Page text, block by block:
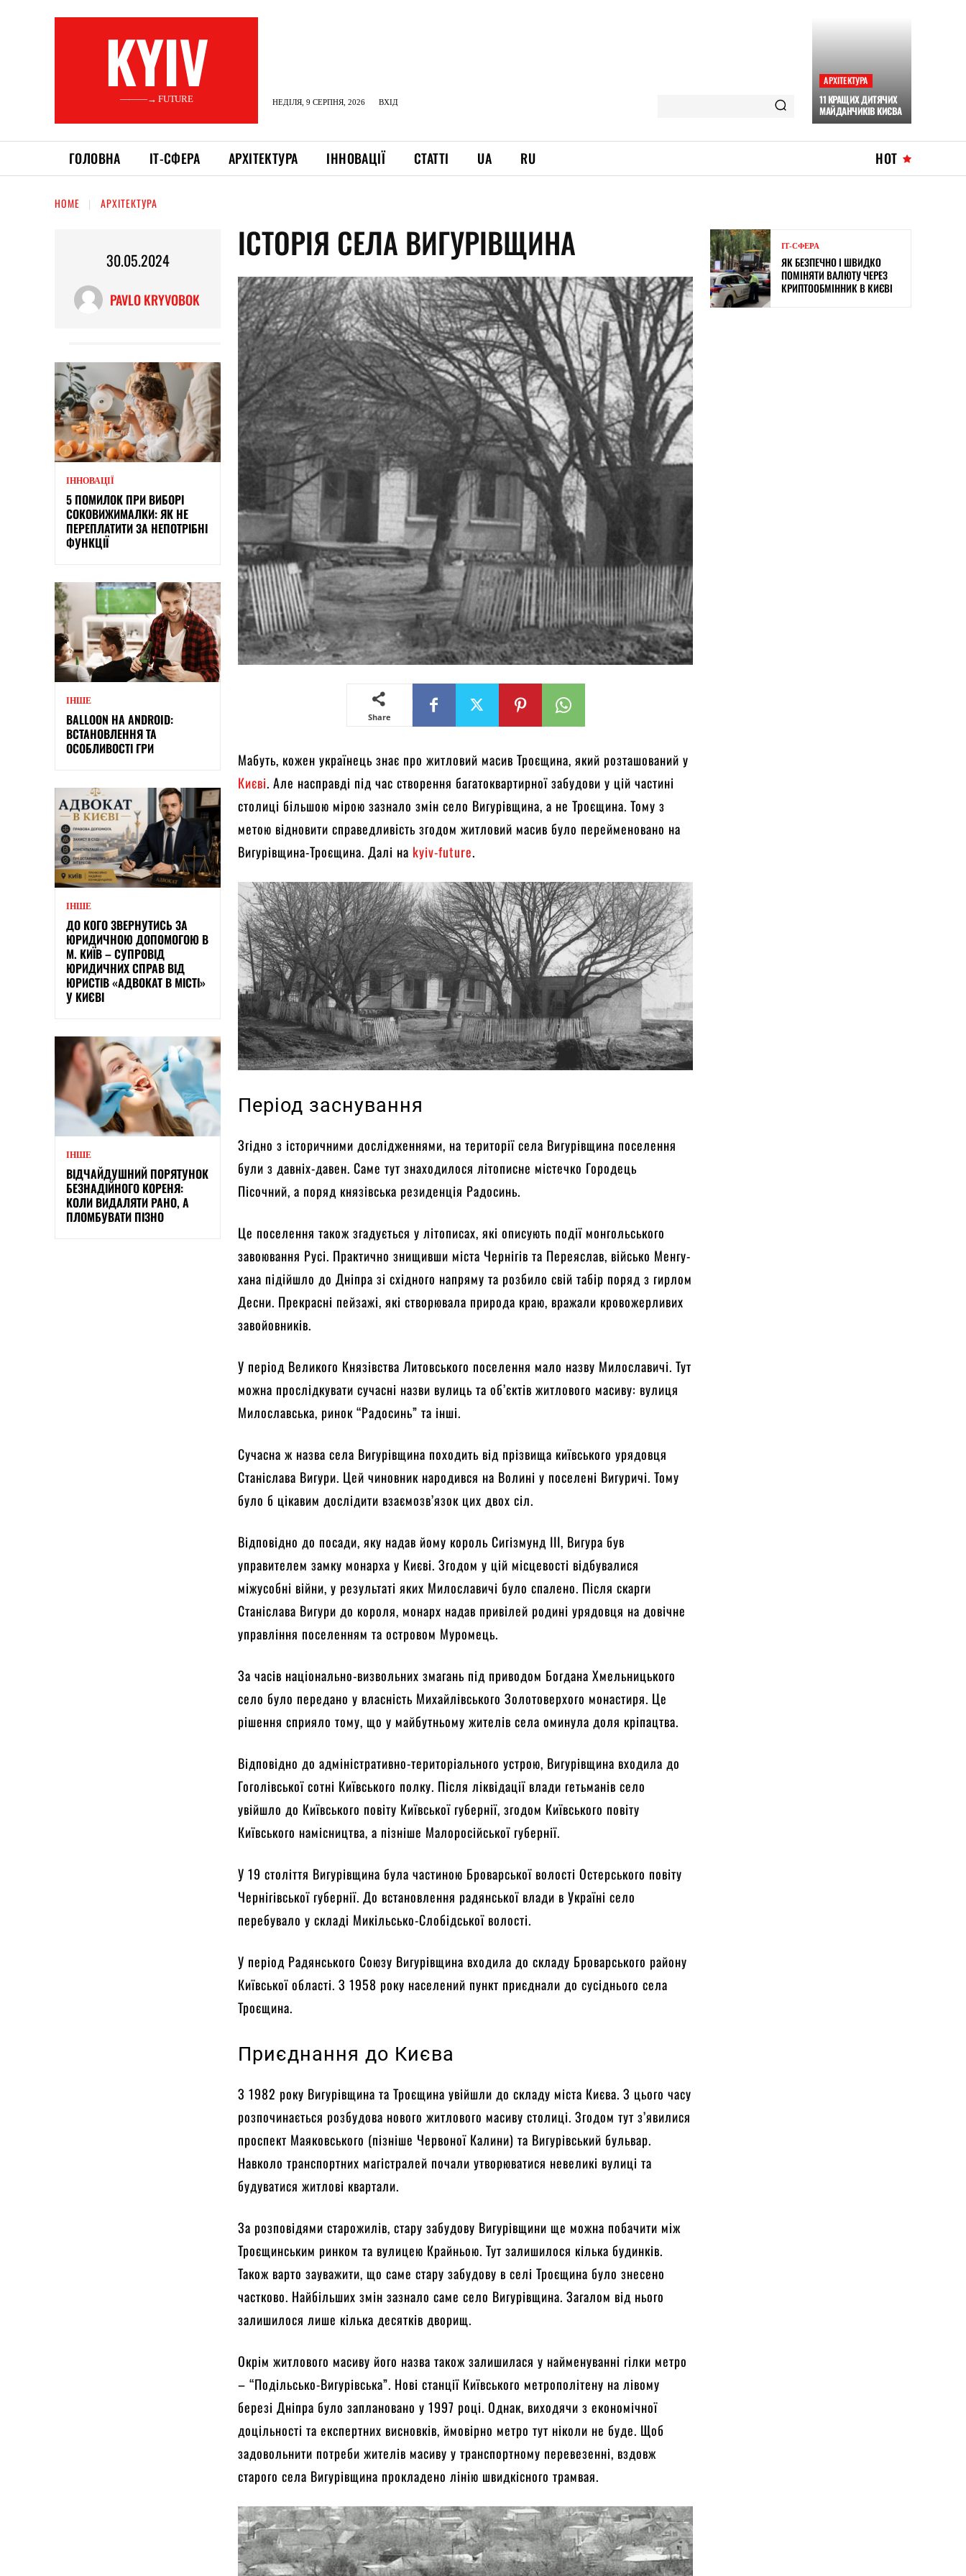
KYIV
———→ FUTURE НЕДІЛЯ, 9 СЕРПНЯ, 2026 ВХІД
АРХІТЕКТУРА
11 КРАЩИХ ДИТЯЧИХ
МАЙДАНЧИКІВ КИЄВА
ГОЛОВНА ІТ-СФЕРА АРХІТЕКТУРА ІННОВАЦІЇ СТАТТІ UA RU HOT
HOME АРХІТЕКТУРА
30.05.2024
PAVLO KRYVOBOK
ІННОВАЦІЇ
5 ПОМИЛОК ПРИ ВИБОРІ
СОКОВИЖИМАЛКИ: ЯК НЕ
ПЕРЕПЛАТИТИ ЗА НЕПОТРІБНІ
ФУНКЦІЇ
ІНШЕ
BALLOON НА ANDROID:
ВСТАНОВЛЕННЯ ТА
ОСОБЛИВОСТІ ГРИ
ІНШЕ
ДО КОГО ЗВЕРНУТИСЬ ЗА
ЮРИДИЧНОЮ ДОПОМОГОЮ В
М. КИЇВ – СУПРОВІД
ЮРИДИЧНИХ СПРАВ ВІД
ЮРИСТІВ «АДВОКАТ В МІСТІ»
У КИЄВІ
ІНШЕ
ВІДЧАЙДУШНИЙ ПОРЯТУНОК
БЕЗНАДІЙНОГО КОРЕНЯ:
КОЛИ ВИДАЛЯТИ РАНО, А
ПЛОМБУВАТИ ПІЗНО
ІСТОРІЯ СЕЛА ВИГУРІВЩИНА
Share
Мабуть, кожен українець знає про житловий масив Троєщина, який розташований у
Києві. Але насправді під час створення багатоквартирної забудови у цій частині
столиці більшою мірою зазнало змін село Вигурівщина, а не Троєщина. Тому з
метою відновити справедливість згодом житловий масив було перейменовано на
Вигурівщина-Троєщина. Далі на kyiv-future.
Період заснування
Згідно з історичними дослідженнями, на території села Вигурівщина поселення
були з давніх-давен. Саме тут знаходилося літописне містечко Городець
Пісочний, а поряд князівська резиденція Радосинь.
Це поселення також згадується у літописах, які описують події монгольського
завоювання Русі. Практично знищивши міста Чернігів та Переяслав, військо Менгу-
хана підійшло до Дніпра зі східного напряму та розбило свій табір поряд з гирлом
Десни. Прекрасні пейзажі, які створювала природа краю, вражали кровожерливих
завойовників.
У період Великого Князівства Литовського поселення мало назву Милославичі. Тут
можна прослідкувати сучасні назви вулиць та об’єктів житлового масиву: вулиця
Милославська, ринок “Радосинь” та інші.
Сучасна ж назва села Вигурівщина походить від прізвища київського урядовця
Станіслава Вигури. Цей чиновник народився на Волині у поселені Вигуричі. Тому
було б цікавим дослідити взаємозв’язок цих двох сіл.
Відповідно до посади, яку надав йому король Сигізмунд ІІІ, Вигура був
управителем замку монарха у Києві. Згодом у цій місцевості відбувалися
міжусобні війни, у результаті яких Милославичі було спалено. Після скарги
Станіслава Вигури до короля, монарх надав привілей родині урядовця на довічне
управління поселенням та островом Муромець.
За часів національно-визвольних змагань під приводом Богдана Хмельницького
село було передано у власність Михайлівського Золотоверхого монастиря. Це
рішення сприяло тому, що у майбутньому жителів села оминула доля кріпацтва.
Відповідно до адміністративно-територіального устрою, Вигурівщина входила до
Гоголівської сотні Київського полку. Після ліквідації влади гетьманів село
увійшло до Київського повіту Київської губернії, згодом Київського повіту
Київського намісництва, а пізніше Малоросійської губернії.
У 19 століття Вигурівщина була частиною Броварської волості Остерського повіту
Чернігівської губернії. До встановлення радянської влади в Україні село
перебувало у складі Микільсько-Слобідської волості.
У період Радянського Союзу Вигурівщина входила до складу Броварського району
Київської області. З 1958 року населений пункт приєднали до сусіднього села
Троєщина.
Приєднання до Києва
З 1982 року Вигурівщина та Троєщина увійшли до складу міста Києва. З цього часу
розпочинається розбудова нового житлового масиву столиці. Згодом тут з’явилися
проспект Маяковського (пізніше Червоної Калини) та Вигурівський бульвар.
Навколо транспортних магістралей почали утворюватися невеликі вулиці та
будуватися житлові квартали.
За розповідями старожилів, стару забудову Вигурівщини ще можна побачити між
Троєщинським ринком та вулицею Крайньою. Тут залишилося кілька будинків.
Також варто зауважити, що саме стару забудову в селі Троєщина було знесено
частково. Найбільших змін зазнало саме село Вигурівщина. Загалом від нього
залишилося лише кілька десятків дворищ.
Окрім житлового масиву його назва також залишилася у найменуванні гілки метро
– “Подільсько-Вигурівська”. Нові станції Київського метрополітену на лівому
березі Дніпра було заплановано у 1997 році. Однак, виходячи з економічної
доцільності та експертних висновків, ймовірно метро тут ніколи не буде. Щоб
задовольнити потреби жителів масиву у транспортному перевезенні, вздовж
старого села Вигурівщина прокладено лінію швидкісного трамвая.
ІТ-СФЕРА
ЯК БЕЗПЕЧНО І ШВИДКО
ПОМІНЯТИ ВАЛЮТУ ЧЕРЕЗ
КРИПТООБМІННИК В КИЄВІ